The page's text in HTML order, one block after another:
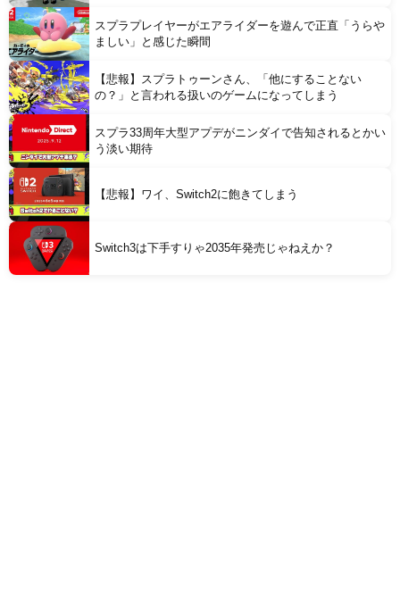
スプラプレイヤーがエアライダーを遊んで正直「うらや
ましい」と感じた瞬間
【悲報】スプラトゥーンさん、「他にすることない
の？」と言われる扱いのゲームになってしまう
スプラ33周年大型アプデがニンダイで告知されるとかい
う淡い期待
【悲報】ワイ、Switch2に飽きてしまう
Switch3は下手すりゃ2035年発売じゃねえか？